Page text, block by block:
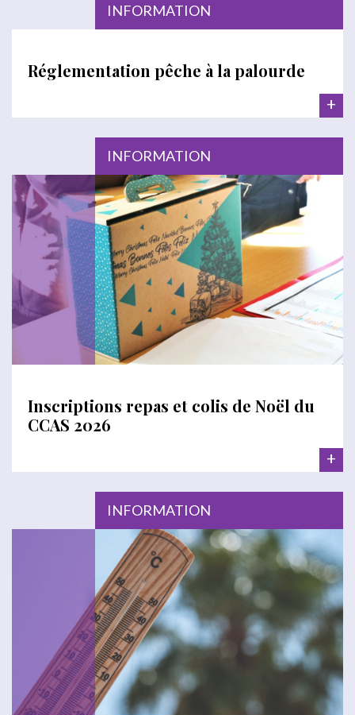
INFORMATION
Réglementation pêche à la palourde
+
INFORMATION
Inscriptions repas et colis de Noël du
CCAS 2026
+
INFORMATION